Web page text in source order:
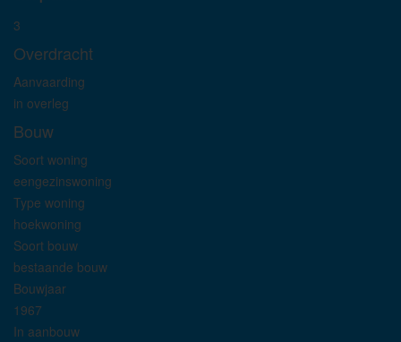
3
Overdracht
Aanvaarding
in overleg
Bouw
Soort woning
eengezinswoning
Type woning
hoekwoning
Soort bouw
bestaande bouw
Bouwjaar
1967
In aanbouw